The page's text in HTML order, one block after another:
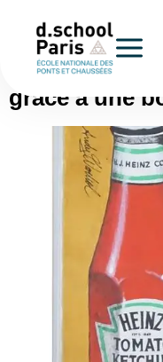
Catégorie :
UX/UI :
grâce à une